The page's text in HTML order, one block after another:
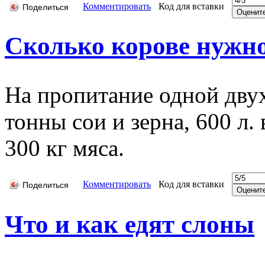
Поделиться Комментировать Код для вставки
Сколько корове
На пропитание одной
тонны сои и зерна, 600 л.
300 кг мяса.
Поделиться Комментировать Код для вставки
Что и как едят слоны